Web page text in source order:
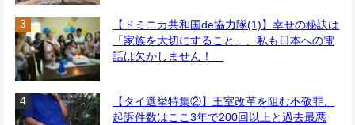
【ドミニカ共和国de協力隊(1)】幸せの秘訣は
「家族を大切にすること」、私も日本への電
話は欠かしません！
【タイ選挙特集②】王室改革を阻む不敬罪、
起訴件数はここ3年で200回以上と過去最悪